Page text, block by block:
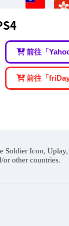
前往「
前往「
Soldier Icon,
or other countries.